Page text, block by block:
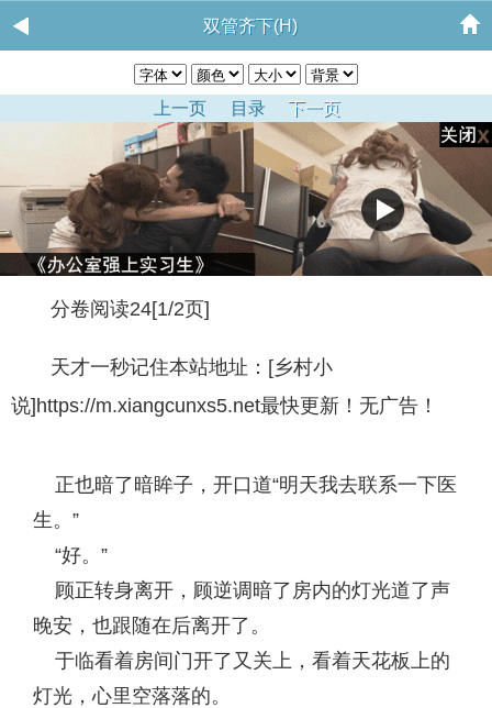
双管齐下(H)
上一页 目录 下一页
分卷阅读24[1/2页]
天才一秒记住本站地址：[乡村小
说]https://m.xiangcunxs5.net最快更新！无广告！
正也暗了暗眸子，开口道“明天我去联系一下医
生。”
“好。”
顾正转身离开，顾逆调暗了房内的灯光道了声
晚安，也跟随在后离开了。
于临看着房间门开了又关上，看着天花板上的
灯光，心里空落落的。